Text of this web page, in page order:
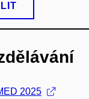
2025